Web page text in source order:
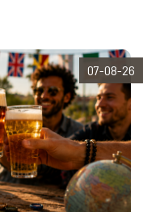
07-08-26